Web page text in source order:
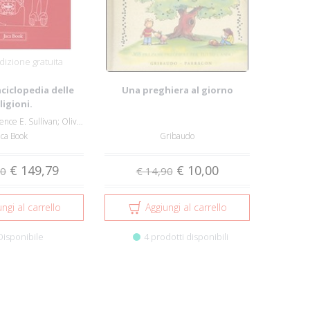
gratuita
delle
Julien Ries; Lawrence E. Sullivan; Olivier...
Book
€ 149,79
al carrello
Una preghiera al giorno
Gribaudo
€ 14,90 € 10,00
Aggiungi al carrello
4 prodotti disponibili